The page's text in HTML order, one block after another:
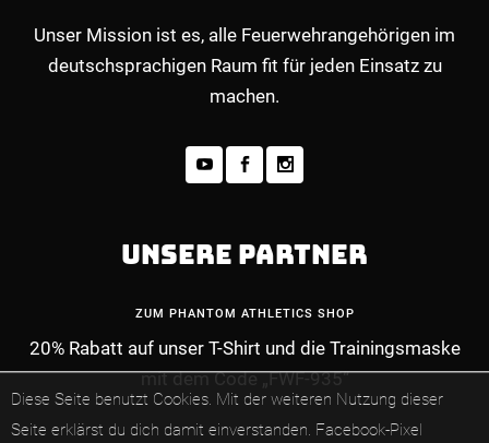
Diese Seite benutzt Cookies. Mit der weiteren Nutzung dieser
Seite erklärst du dich damit einverstanden. Facebook-Pixel
Unser Mission ist es, alle Feuerwehrangehörigen im
deutschsprachigen Raum fit für jeden Einsatz zu
machen.
UNSERE PARTNER
ZUM PHANTOM ATHLETICS SHOP
20% Rabatt auf unser T-Shirt und die Trainingsmaske
mit dem Code „FWF-935“